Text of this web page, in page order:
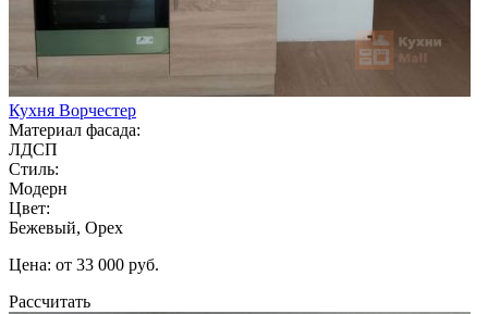
Кухня Ворчестер
Материал фасада:
ЛДСП
Стиль:
Модерн
Цвет:
Бежевый, Орех
Цена: от 33 000 руб.
Рассчитать